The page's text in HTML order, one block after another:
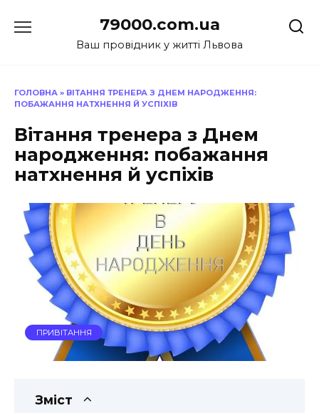
до
79000.com.ua
Ваш провідник у житті Львова
ГОЛОВНА » ВІТАННЯ ТРЕНЕРА З ДНЕМ НАРОДЖЕННЯ:
ПОБАЖАННЯ НАТХНЕННЯ Й УСПІХІВ
Вітання тренера з Днем
народження: побажання
натхнення й успіхів
ПРИВІТАННЯ
Зміст